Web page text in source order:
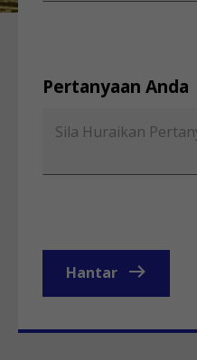
Pertanyaan Anda
Hantar